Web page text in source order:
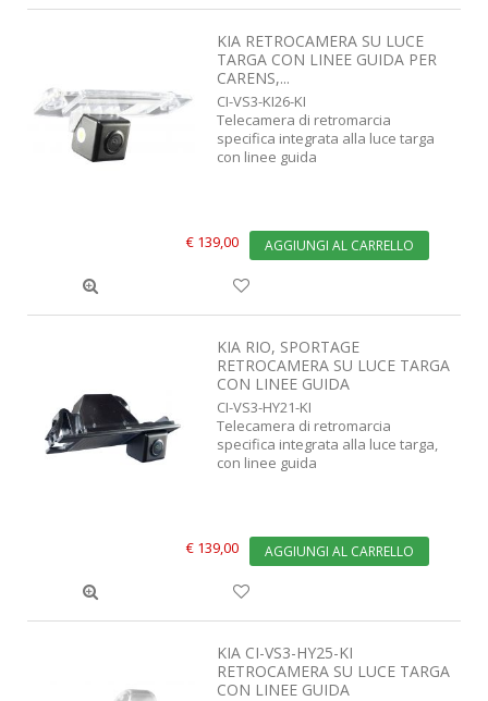
KIA RETROCAMERA SU LUCE
TARGA CON LINEE GUIDA PER
CARENS,...
CI-VS3-KI26-KI
Telecamera di retromarcia
specifica integrata alla luce targa
con linee guida
€ 139,00 AGGIUNGI AL CARRELLO
KIA RIO, SPORTAGE
RETROCAMERA SU LUCE TARGA
CON LINEE GUIDA
CI-VS3-HY21-KI
Telecamera di retromarcia
specifica integrata alla luce targa,
con linee guida
€ 139,00 AGGIUNGI AL CARRELLO
KIA CI-VS3-HY25-KI
RETROCAMERA SU LUCE TARGA
CON LINEE GUIDA